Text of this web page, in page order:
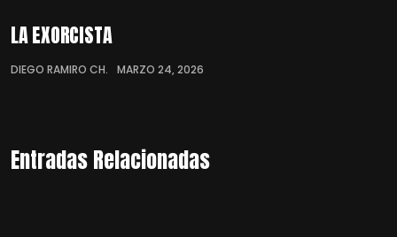
LA EXORCISTA
DIEGO RAMIRO CH. MARZO 24, 2026
Entradas Relacionadas